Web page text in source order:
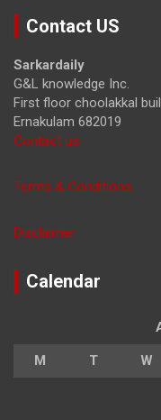
r
Contact US
Sarkardaily
G&L knowledge Inc.
First floor choolakkal
Ernakulam 682019
Contact us
Terms & Conditions
Disclaimer
Calendar
M T W